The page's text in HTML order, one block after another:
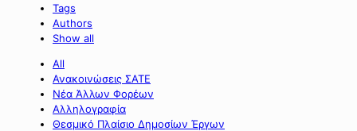
Tags
Authors
Show all
All
Ανακοινώσεις ΣΑΤΕ
Νέα Άλλων Φορέων
Αλληλογραφία
Θεσμικό Πλαίσιο Δημοσίων Έργων